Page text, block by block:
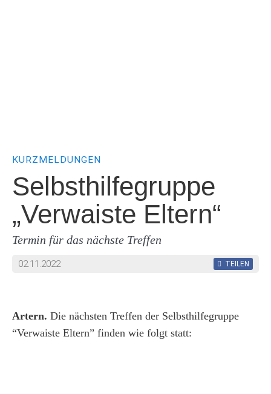
KURZMELDUNGEN
Selbsthilfegruppe
„Verwaiste Eltern“
Termin für das nächste Treffen
02.11.2022 TEILEN
Artern. Die nächsten Treffen der Selbsthilfegruppe
“Verwaiste Eltern” finden wie folgt statt: